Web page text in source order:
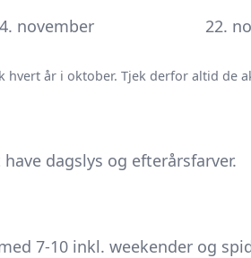
november 22.
hvert år i oktober. Tjek derfor altid de
dagslys og efterårsfarver.
7-10 inkl. weekender og